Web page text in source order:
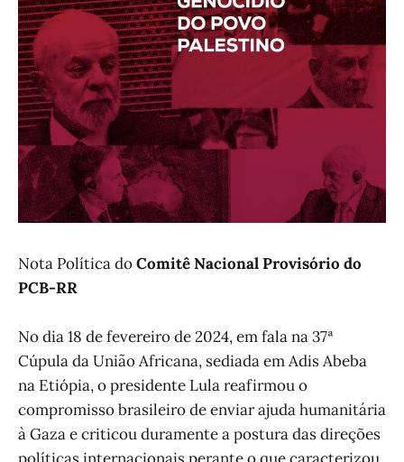
Nota Política doComitê Nacional Provisório do
PCB-RR
No dia 18 de fevereiro de 2024, em fala na 37ª
Cúpula da União Africana, sediada em Adis Abeba
na Etiópia, o presidente Lula reafirmou o
compromisso brasileiro de enviar ajuda humanitária
à Gaza e criticou duramente a postura das direções